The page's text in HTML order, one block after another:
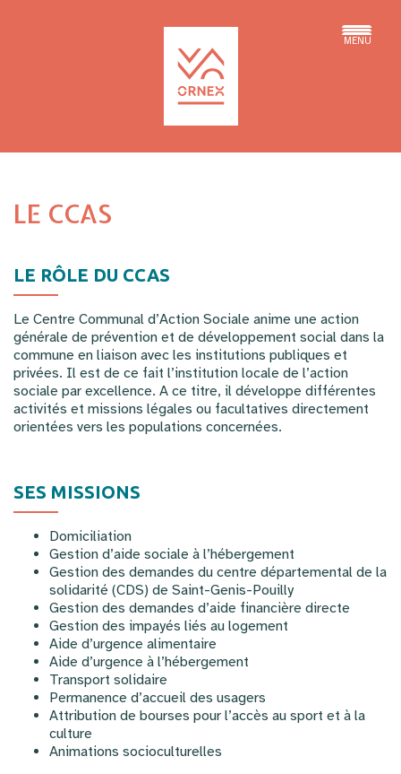
MENU
LE CCAS
LE RÔLE DU CCAS
Le Centre Communal d’Action Sociale anime une action
générale de prévention et de développement social dans la
commune en liaison avec les institutions publiques et
privées. Il est de ce fait l’institution locale de l’action
sociale par excellence. A ce titre, il développe différentes
activités et missions légales ou facultatives directement
orientées vers les populations concernées.
SES MISSIONS
Domiciliation
Gestion d’aide sociale à l’hébergement
Gestion des demandes du centre départemental de la
solidarité (CDS) de Saint-Genis-Pouilly
Gestion des demandes d’aide financière directe
Gestion des impayés liés au logement
Aide d’urgence alimentaire
Aide d’urgence à l’hébergement
Transport solidaire
Permanence d’accueil des usagers
Attribution de bourses pour l’accès au sport et à la
culture
Animations socioculturelles